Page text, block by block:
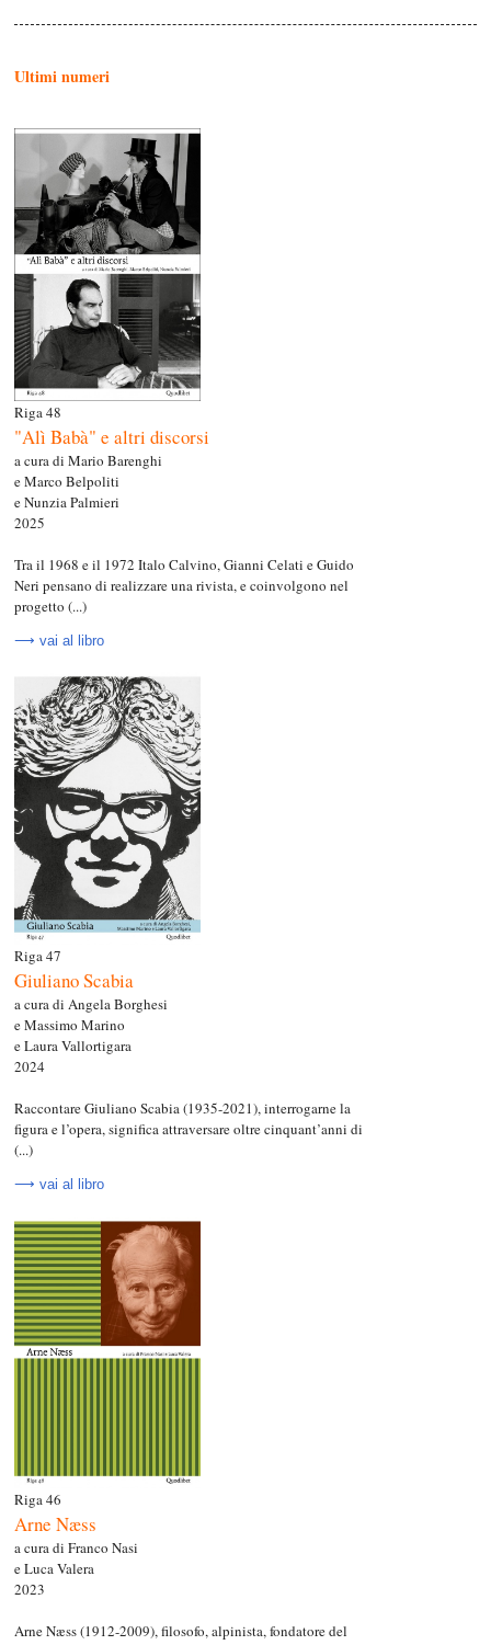
Ultimi numeri
Riga 48
"Alì Babà" e altri discorsi
a cura di Mario Barenghi
e Marco Belpoliti
e Nunzia Palmieri
2025
Tra il 1968 e il 1972 Italo Calvino, Gianni Celati e Guido
Neri pensano di realizzare una rivista, e coinvolgono nel
progetto (...)
⟶ vai al libro
Riga 47
Giuliano Scabia
a cura di Angela Borghesi
e Massimo Marino
e Laura Vallortigara
2024
Raccontare Giuliano Scabia (1935-2021), interrogarne la
figura e l’opera, significa attraversare oltre cinquant’anni di
(...)
⟶ vai al libro
Riga 46
Arne Næss
a cura di Franco Nasi
e Luca Valera
2023
Arne Næss (1912-2009), filosofo, alpinista, fondatore del